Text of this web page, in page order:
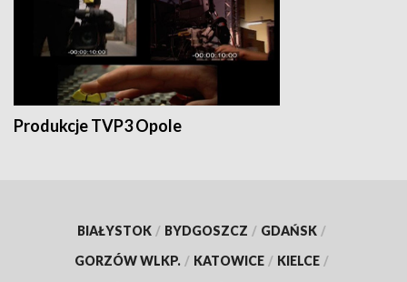
Produkcje TVP3 Opole
BIAŁYSTOK / BYDGOSZCZ / GDAŃSK /
GORZÓW WLKP. / KATOWICE / KIELCE /